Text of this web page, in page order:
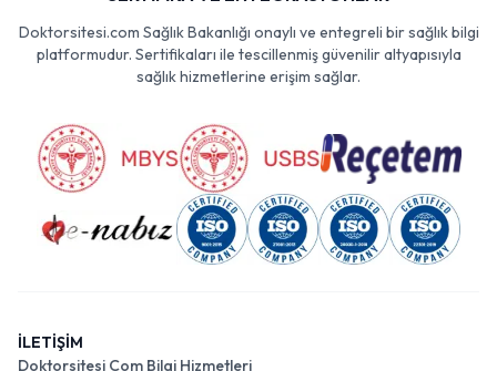
Doktorsitesi.com Sağlık Bakanlığı onaylı ve entegreli bir sağlık bilgi
platformudur. Sertifikaları ile tescillenmiş güvenilir altyapısıyla
sağlık hizmetlerine erişim sağlar.
İLETİŞİM
Doktorsitesi Com Bilgi Hizmetleri